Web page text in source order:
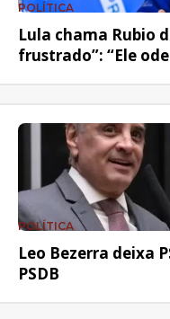
POLÍTICA
Lula chama Rubio
frustrado”: “Ele
POLÍTICA
Leo Bezerra deixa
PSDB